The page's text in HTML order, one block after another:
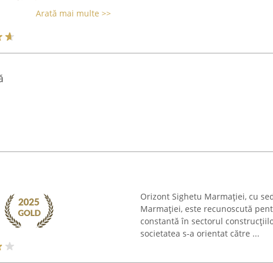
Arată mai multe >>
Orizont Sighetu Marmației, cu
Marmației, este recunoscută
constantă în sectorul
societatea s-a orientat către ...